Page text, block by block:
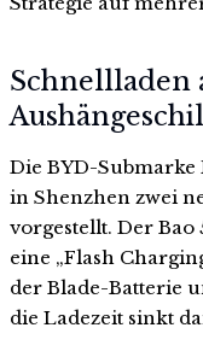
Schnellladen
Die BYD-Submarke
in Shenzhen zwei
vorgestellt. Der
eine „Flash
der Blade-Batterie
die Ladezeit sinkt